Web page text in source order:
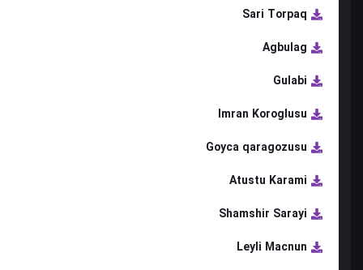
Sari Torpaq
Agbulag
Gulabi
Imran Koroglusu
Goyca qaragozusu
Atustu Karami
Shamshir Sarayi
Leyli Macnun